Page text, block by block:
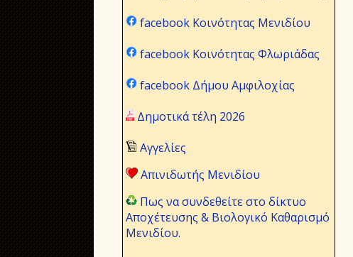
facebook Κοινότητας Μενιδίου
facebook Κοινότητας Φλωριάδας
facebook Δήμου Αμφιλοχίας
Δημοτικά τέλη 2026
Αγγελίες
Απινιδωτής Μενιδίου
Πως να συνδεθείτε στο δίκτυο
Αποχέτευσης & Βιολογικό Καθαρισμό
Μενιδίου.